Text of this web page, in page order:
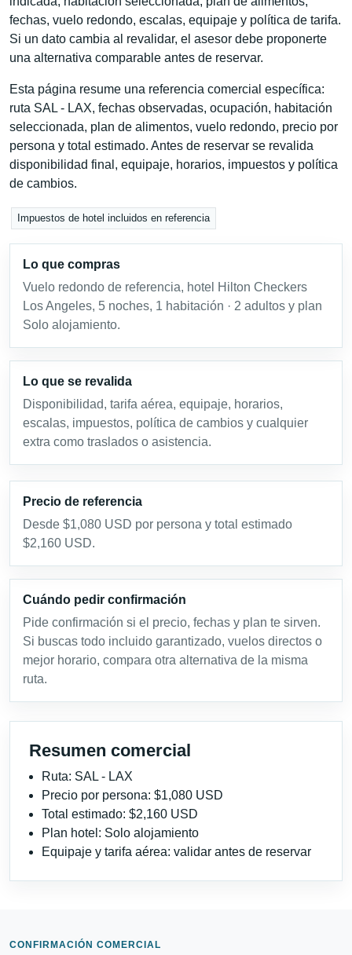
fechas, vuelo redondo, escalas, equipaje y política de tarifa.
Si un dato cambia al revalidar, el asesor debe proponerte
una alternativa comparable antes de reservar.
Esta página resume una referencia comercial específica:
ruta SAL - LAX, fechas observadas, ocupación, habitación
seleccionada, plan de alimentos, vuelo redondo, precio por
persona y total estimado. Antes de reservar se revalida
disponibilidad final, equipaje, horarios, impuestos y política
de cambios.
Impuestos de hotel incluidos en referencia
Lo que compras
Vuelo redondo de referencia, hotel Hilton Checkers
Los Angeles, 5 noches, 1 habitación · 2 adultos y plan
Solo alojamiento.
Lo que se revalida
Disponibilidad, tarifa aérea, equipaje, horarios,
escalas, impuestos, política de cambios y cualquier
extra como traslados o asistencia.
Precio de referencia
Desde $1,080 USD por persona y total estimado
$2,160 USD.
Cuándo pedir confirmación
Pide confirmación si el precio, fechas y plan te sirven.
Si buscas todo incluido garantizado, vuelos directos o
mejor horario, compara otra alternativa de la misma
ruta.
Resumen comercial
Ruta: SAL - LAX
Precio por persona: $1,080 USD
Total estimado: $2,160 USD
Plan hotel: Solo alojamiento
Equipaje y tarifa aérea: validar antes de reservar
CONFIRMACIÓN COMERCIAL